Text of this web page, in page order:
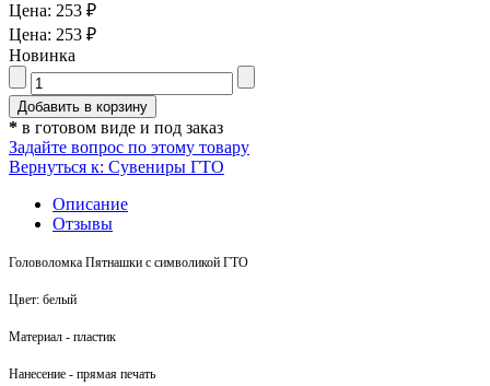
Цена: 253 ₽
Цена: 253 ₽
Новинка
* в готовом виде и под заказ
Задайте вопрос по этому товару
Вернуться к: Сувениры ГТО
Описание
Отзывы
Головоломка Пятнашки с символикой ГТО
Цвет: белый
Материал - пластик
Нанесение - прямая печать